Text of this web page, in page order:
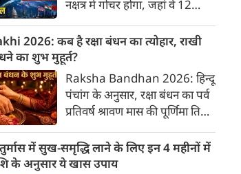
दार्शनिक चिंतन के 4 प्रमुख स्तंभों को
गहराई से समझते हैं।
नक्षत्र में गोचर होगा, जहां वे 12
में एक बड़ा हलचल भरा मोड़ आ चुका
है- बुध ग्रह अपनी ही प्रिय राशि मिथुन
में सीधे (मार्गी) चलने लगे हैं। अब जब
बुद्धि और संवाद का कारक ग्रह सीधी
चाल चलेगा, तो जाहिर है आपकी
सोच, बातचीत और फैसलों की रफ्तार
भी बदल जाएगी।
2026: कब है रक्षा बंधन का त्योहार, राखी
का शुभ मुहूर्त?
Raksha Bandhan 2026: हिन्दू
पंचांग के अनुसार, रक्षा बंधन का पर्व
प्रतिवर्ष श्रावण मास की पूर्णिमा तिथि
में इसे मिठास और खुशियों का उत्सव
माना गया है। यह भाई-बहन के प्रेम
में सुख-समृद्धि लाने के लिए इन 4 महीनों में
के अनुसार ये खास उपाय